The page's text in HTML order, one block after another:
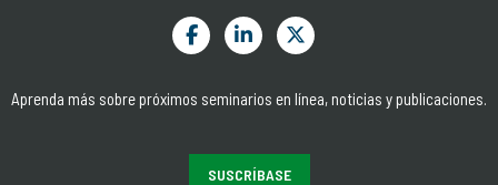
Aprenda más sobre próximos seminarios en línea, noticias y publicaciones.
SUSCRÍBASE